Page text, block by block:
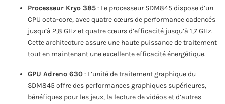
Processeur Kryo 385: Le processeur SDM845 dispose d’un
CPU octa-core, avec quatre cœurs de performance cadencés
jusqu’à 2,8 GHz et quatre cœurs d’efficacité jusqu’à 1,7 GHz.
Cette architecture assure une haute puissance de traitement
tout en maintenant une excellente efficacité énergétique.
GPU Adreno 630: L’unité de traitement graphique du
SDM845 offre des performances graphiques supérieures,
bénéfiques pour les jeux, la lecture de vidéos et d’autres